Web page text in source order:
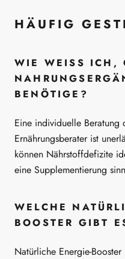
HÄUFIG
WIE WEISS ICH,
ENÖTIGE?
Eine individuelle
Ernährungsberater ist
können Nährstoffdefizite
eine Supplementierung
WELCHE
BOOSTER GIBT
Natürliche Energie-